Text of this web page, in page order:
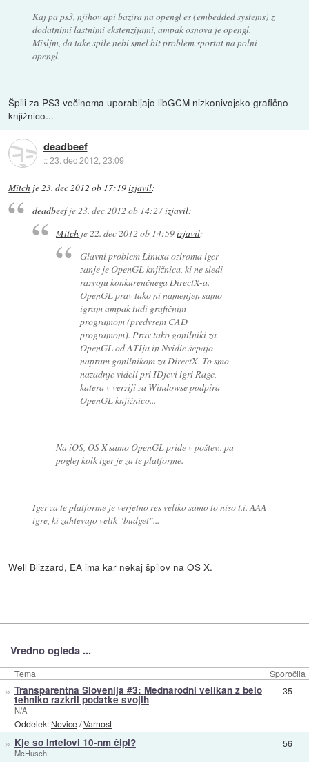
Kaj pa ps3, njihov api bazira na opengl es (embedded systems) z
dodatnimi lastnimi ekstenzijami, ampak osnova je opengl.
Misljm, da take spile nebi smel bit problem sportat na polni
opengl.
Špili za PS3 večinoma uporabljajo libGCM nizkonivojsko grafično
knjižnico...
deadbeef
::23. dec 2012, 23:09
Mitch je23. dec 2012 ob 17:19izjavil:
deadbeefje23. dec 2012 ob 14:27izjavil:
Mitch je22. dec 2012 ob 14:59izjavil:
Glavni problem Linuxa oziroma iger
zanje je OpenGL knjižnica, ki ne sledi
razvoju konkurenčnega DirectX-a.
OpenGL prav tako ni namenjen samo
igram ampak tudi grafičnim
programom (predvsem CAD
programom). Prav tako gonilniki za
OpenGL od ATIja in Nvidie šepajo
napram gonilnikom za DirectX. To smo
nazadnje videli pri IDjevi igri Rage,
katera v verziji za Windowse podpira
OpenGL knjižnico...
Na iOS, OS X samo OpenGL pride v poštev.. pa
poglej kolk iger je za te platforme.
Iger za te platforme je verjetno res veliko samo to niso t.i. AAA
igre, ki zahtevajo velik "budget"...
Well Blizzard, EA ima kar nekaj špilov na OS X.
Vredno ogleda ...
Tema Sporočila
» Transparentna Slovenija #3: Mednarodni velikan z belo
tehniko razkril podatke svojih
N/A
Oddelek: Novice/Varnost
35
» Kje so Intelovi 10-nm čipi?
McHusch
56